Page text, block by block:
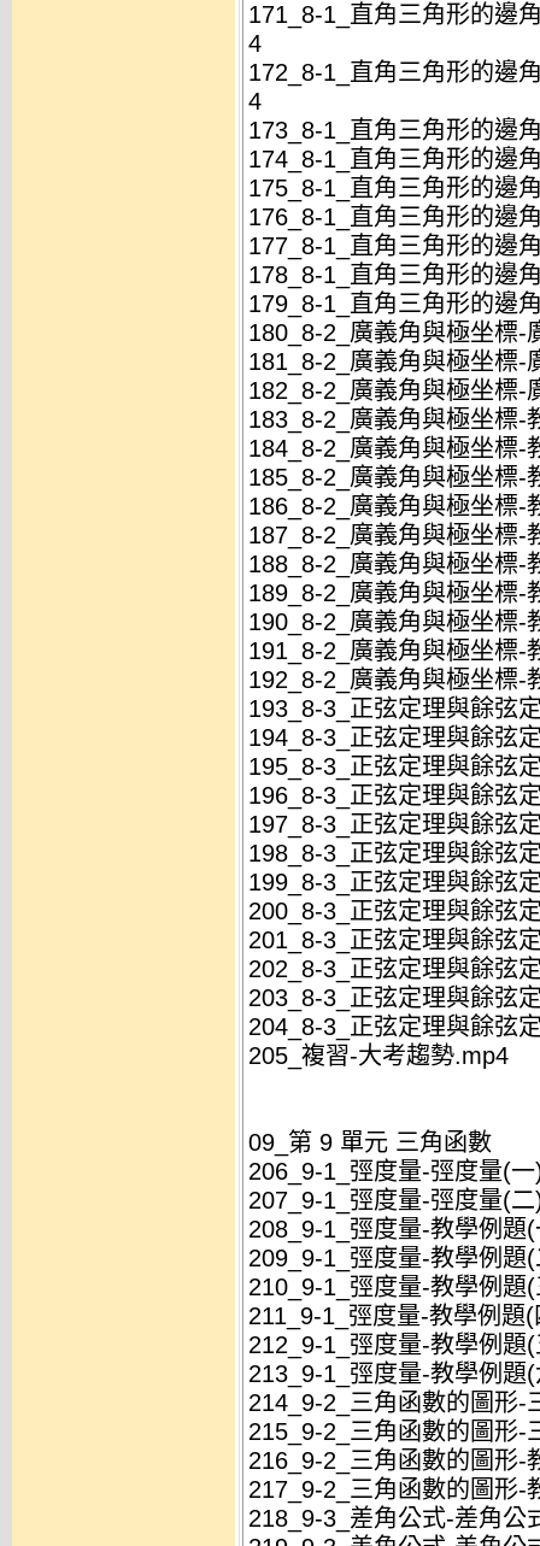
171_8-1_直角三角形的邊
4
172_8-1_直角三角形的邊
4
173_8-1_直角三角形的邊
174_8-1_直角三角形的邊
175_8-1_直角三角形的邊
176_8-1_直角三角形的邊
177_8-1_直角三角形的邊
178_8-1_直角三角形的邊
179_8-1_直角三角形的邊
180_8-2_廣義角與極坐標-
181_8-2_廣義角與極坐標-
182_8-2_廣義角與極坐標-
183_8-2_廣義角與極坐標-
184_8-2_廣義角與極坐標-
185_8-2_廣義角與極坐標-
186_8-2_廣義角與極坐標-
187_8-2_廣義角與極坐標-
188_8-2_廣義角與極坐標-
189_8-2_廣義角與極坐標-
190_8-2_廣義角與極坐標-
191_8-2_廣義角與極坐標-
192_8-2_廣義角與極坐標-
193_8-3_正弦定理與餘弦
194_8-3_正弦定理與餘弦
195_8-3_正弦定理與餘弦
196_8-3_正弦定理與餘弦
197_8-3_正弦定理與餘弦
198_8-3_正弦定理與餘弦
199_8-3_正弦定理與餘弦
200_8-3_正弦定理與餘弦
201_8-3_正弦定理與餘弦
202_8-3_正弦定理與餘弦
203_8-3_正弦定理與餘弦
204_8-3_正弦定理與餘弦
205_複習-大考趨勢.mp4
09_第 9 單元 三角函數
206_9-1_弳度量-弳度量(
207_9-1_弳度量-弳度量(
208_9-1_弳度量-教學例題
209_9-1_弳度量-教學例題
210_9-1_弳度量-教學例題
211_9-1_弳度量-教學例題
212_9-1_弳度量-教學例題
213_9-1_弳度量-教學例題
214_9-2_三角函數的圖形-
215_9-2_三角函數的圖形-
216_9-2_三角函數的圖形-
217_9-2_三角函數的圖形-
218_9-3_差角公式-差角公